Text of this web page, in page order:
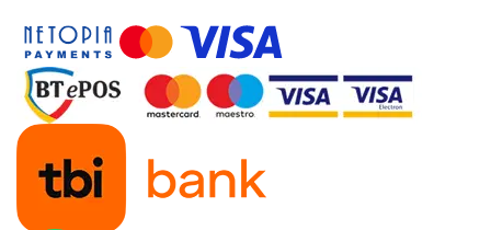
Genti pentru DJ
Mixere DJ
Platane DJ
Samplere si controllere
Stative si pupitre DJ
Cabluri si conectori
Cabluri adaptoare, cabluri Y